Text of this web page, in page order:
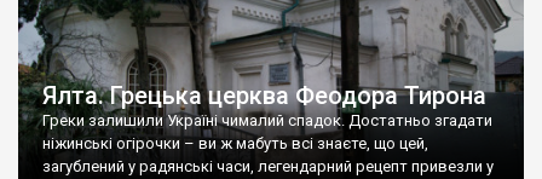
Ялта. Грецька церква Феодора Тирона
Греки залишили Україні чималий спадок. Достатньо згадати
ніжинські огірочки – ви ж мабуть всі знаєте, що цей,
загублений у радянські часи, легендарний рецепт привезли у